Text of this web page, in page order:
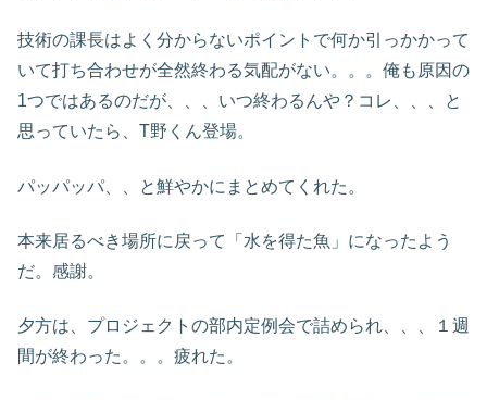
技術の課長はよく分からないポイントで何か引っかかって
いて打ち合わせが全然終わる気配がない。。。俺も原因の
1つではあるのだが、、、いつ終わるんや？コレ、、、と
思っていたら、T野くん登場。
パッパッパ、、と鮮やかにまとめてくれた。
本来居るべき場所に戻って「水を得た魚」になったよう
だ。感謝。
夕方は、プロジェクトの部内定例会で詰められ、、、１週
間が終わった。。。疲れた。